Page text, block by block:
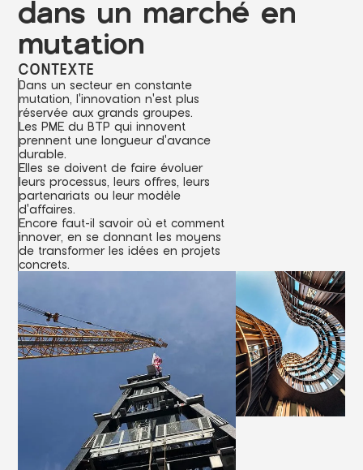
dans un marché en
mutation
CONTEXTE
Dans un secteur en constante
mutation l'innovation n'est plus
réservée aux grands groupes.
Les PME du BTP qui innovent
prennent une longueur d'avance
durable.
Elles se doivent de faire évoluer
leurs processus leurs offres leurs
partenariats ou leur modèle
d'affaires.
Encore faut-il savoir où et comment
innover, en se donnant les moyens
de transformer les idées en projets
concrets.